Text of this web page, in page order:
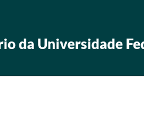
da Universidade